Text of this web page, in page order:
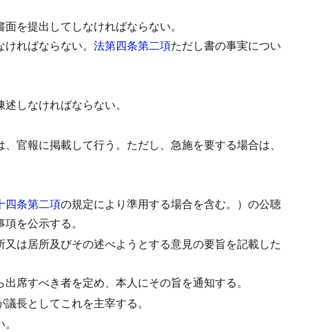
を提出してしなければならない。
ればならない。 法第四条第二項ただし書の事実につい
しなければならない。
官報に掲載して行う。 ただし、急施を要する場合は、
四条第二項の規定により準用する場合を含む。）の公聴
を公示する。
は居所及びその述べようとする意見の要旨を記載した
席すべき者を定め、本人にその旨を通知する。
長としてこれを主宰する。